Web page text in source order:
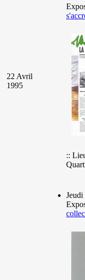
22 Avril
1995
::